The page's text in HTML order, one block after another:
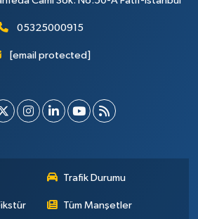
05325000915
[email protected]
Trafik Durumu
Tüm Manşetler